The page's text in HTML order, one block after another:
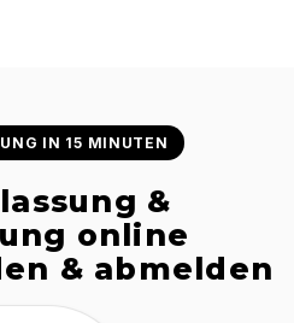
IN 15 MINUTEN
&
online
& abmelden